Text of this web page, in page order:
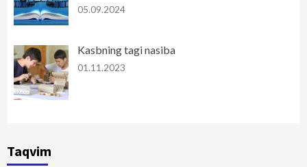
05.09.2024
Kasbning tagi nasiba
01.11.2023
Taqvim